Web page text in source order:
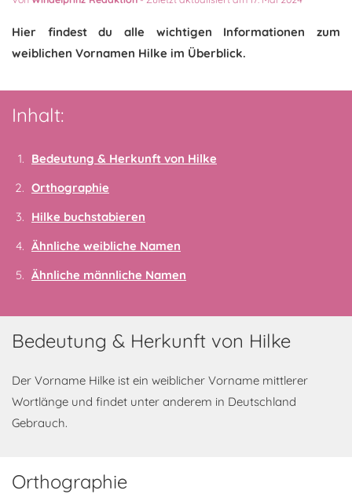
Hier findest du alle wichtigen Informationen zum
weiblichen Vornamen Hilke im Überblick.
Inhalt:
Bedeutung & Herkunft von Hilke
Orthographie
Hilke buchstabieren
Ähnliche weibliche Namen
Ähnliche männliche Namen
Bedeutung & Herkunft von Hilke
Der Vorname Hilke ist ein weiblicher Vorname mittlerer
Wortlänge und findet unter anderem in Deutschland
Gebrauch.
Orthographie